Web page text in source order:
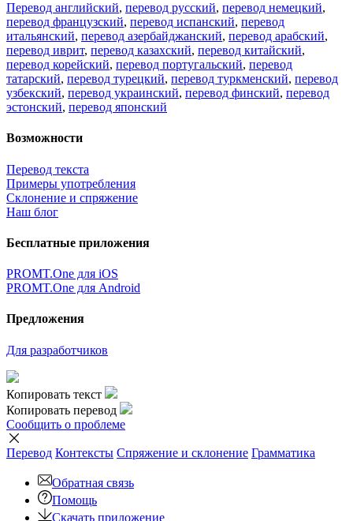
Перевод английский, перевод русский, перевод немецкий,
перевод французский, перевод испанский, перевод
итальянский, перевод азербайджанский, перевод арабский,
перевод иврит, перевод казахский, перевод китайский,
перевод корейский, перевод португальский, перевод
татарский, перевод турецкий, перевод туркменский, перевод
узбекский, перевод украинский, перевод финский, перевод
эстонский, перевод японский
Возможности
Перевод текста
Примеры употребления
Склонение и спряжение
Наш блог
Бесплатные приложения
PROMT.One для iOS
PROMT.One для Android
Предложения
Для разработчиков
Копировать текст
Копировать перевод
Сообщить о проблеме
Перевод Контексты Спряжение и склонение Грамматика
Обратная связь
Помощь
Скачать приложение